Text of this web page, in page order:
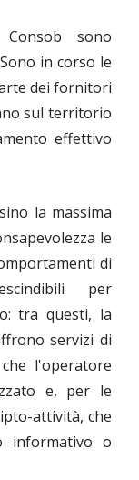
sono
in corso le
dei fornitori
sul territorio
effettivo
la massima
le
di
per
tra questi, la
servizi di
l'operatore
e, per le
attività, che
informativo o